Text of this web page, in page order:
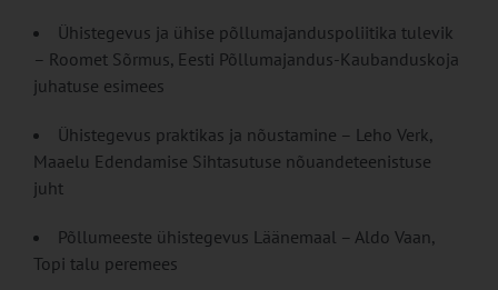
Ühistegevus ja ühise põllumajanduspoliitika tulevik
– Roomet Sõrmus, Eesti Põllumajandus-Kaubanduskoja
juhatuse esimees
Ühistegevus praktikas ja nõustamine – Leho Verk,
Maaelu Edendamise Sihtasutuse nõuandeteenistuse
juht
Põllumeeste ühistegevus Läänemaal – Aldo Vaan,
Topi talu peremees